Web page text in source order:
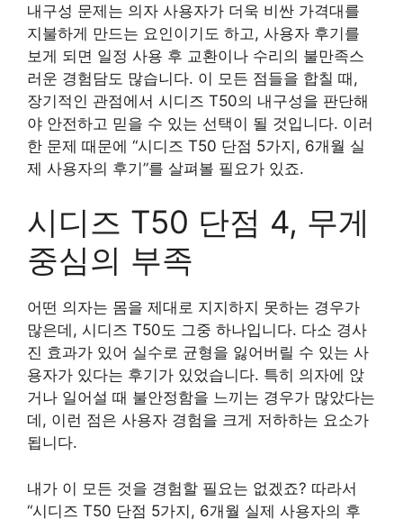
내구성 문제는 의자 사용자가 더욱 비싼 가격대를
지불하게 만드는 요인이기도 하고, 사용자 후기를
보게 되면 일정 사용 후 교환이나 수리의 불만족스
러운 경험담도 많습니다. 이 모든 점들을 합칠 때,
장기적인 관점에서 시디즈 T50의 내구성을 판단해
야 안전하고 믿을 수 있는 선택이 될 것입니다. 이러
한 문제 때문에 “시디즈 T50 단점 5가지, 6개월 실
제 사용자의 후기”를 살펴볼 필요가 있죠.
시디즈 T50 단점 4, 무게
중심의 부족
어떤 의자는 몸을 제대로 지지하지 못하는 경우가
많은데, 시디즈 T50도 그중 하나입니다. 다소 경사
진 효과가 있어 실수로 균형을 잃어버릴 수 있는 사
용자가 있다는 후기가 있었습니다. 특히 의자에 앉
거나 일어설 때 불안정함을 느끼는 경우가 많았다는
데, 이런 점은 사용자 경험을 크게 저하하는 요소가
됩니다.
내가 이 모든 것을 경험할 필요는 없겠죠? 따라서
“시디즈 T50 단점 5가지, 6개월 실제 사용자의 후